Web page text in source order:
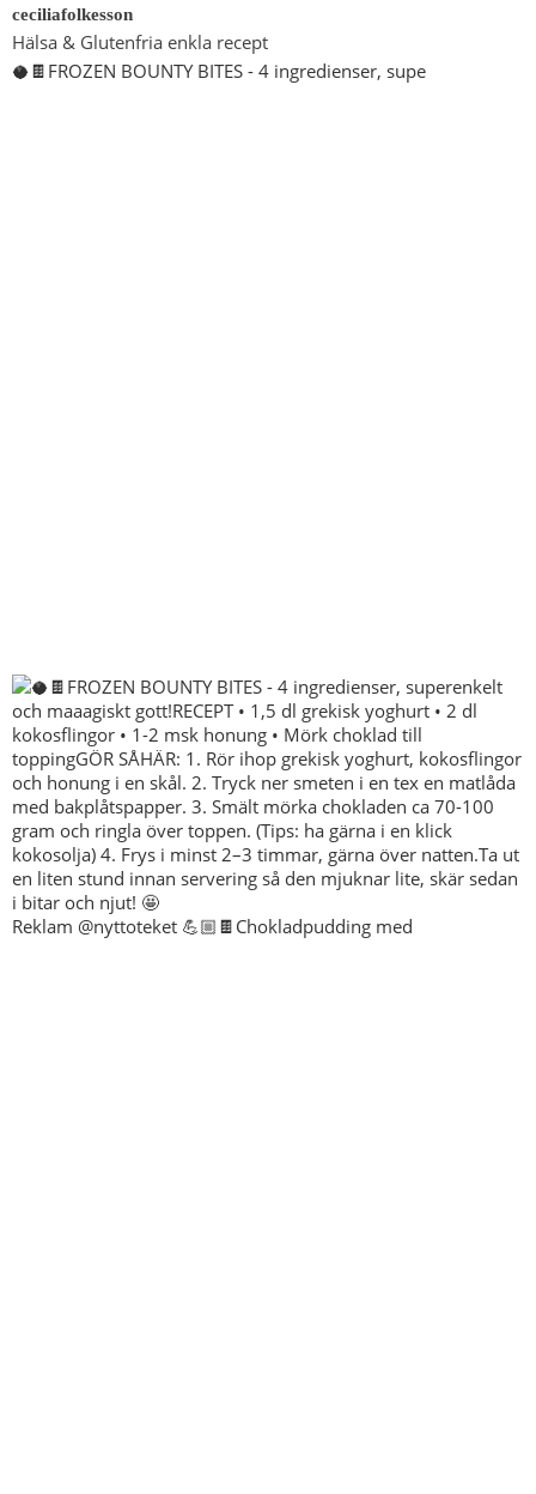
ceciliafolkesson
Hälsa & Glutenfria enkla recept
🥥🍫FROZEN BOUNTY BITES - 4 ingredienser, supe
Reklam @nyttoteket 💪🏼🍫Chokladpudding med